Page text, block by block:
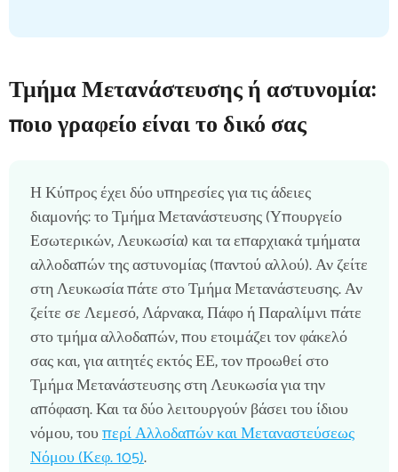
Τμήμα Μετανάστευσης ή αστυνομία:
ποιο γραφείο είναι το δικό σας
Η Κύπρος έχει δύο υπηρεσίες για τις άδειες
διαμονής: το Τμήμα Μετανάστευσης (Υπουργείο
Εσωτερικών, Λευκωσία) και τα επαρχιακά τμήματα
αλλοδαπών της αστυνομίας (παντού αλλού). Αν ζείτε
στη Λευκωσία πάτε στο Τμήμα Μετανάστευσης. Αν
ζείτε σε Λεμεσό, Λάρνακα, Πάφο ή Παραλίμνι πάτε
στο τμήμα αλλοδαπών, που ετοιμάζει τον φάκελό
σας και, για αιτητές εκτός ΕΕ, τον προωθεί στο
Τμήμα Μετανάστευσης στη Λευκωσία για την
απόφαση. Και τα δύο λειτουργούν βάσει του ίδιου
νόμου, τουπερί Αλλοδαπών και Μεταναστεύσεως
Νόμου (Κεφ. 105).